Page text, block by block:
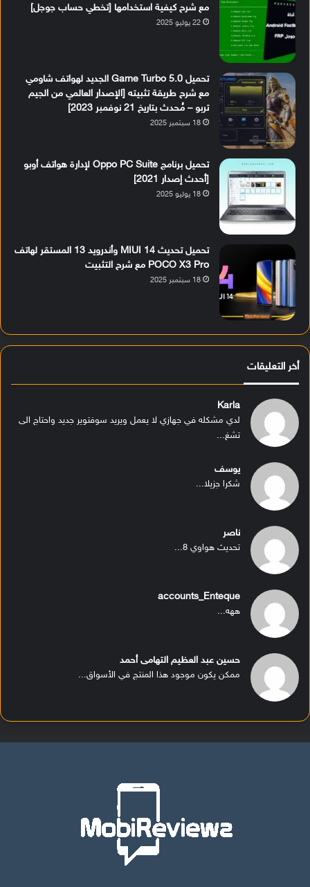
مع شرح كيفية استخدامها [تخطي حساب جوجل]
22 يوليو 2025
تحميل Game Turbo 5.0 الجديد لهواتف شاومي
مع شرح طريقة تثبيته [الإصدار العالمي من الجيم
تربو – مُحدث بتاريخ 21 نوفمبر 2023]
18 سبتمبر 2025
تحميل برنامج Oppo PC Suite لإدارة هواتف أوبو
[أحدث إصدار 2021]
18 يوليو 2025
تحميل تحديث MIUI 14 وأندرويد 13 المستقر لهاتف
POCO X3 Pro مع شرح التثبيت
18 سبتمبر 2025
أخر التعليقات
Karla
لدي مشكله في جهازي لا يعمل ويريد سوفتوير جديد واحتاج الى
تشغ...
يوسف
شكرا جزيلا...
ناصر
تحديث هواوي 8...
accounts_Enteque
ههه...
حسين عبد العظيم التهامى أحمد
ممكن يكون موجود هذا المنتج في الأسواق...